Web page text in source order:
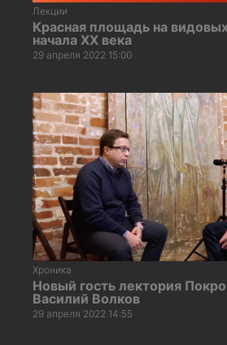
Лекции
Красная площадь на
начала XX века
29 апреля 2022 15:00
Хроника
Новый гость лектория
Василий Волков
29 апреля 2022 14:55